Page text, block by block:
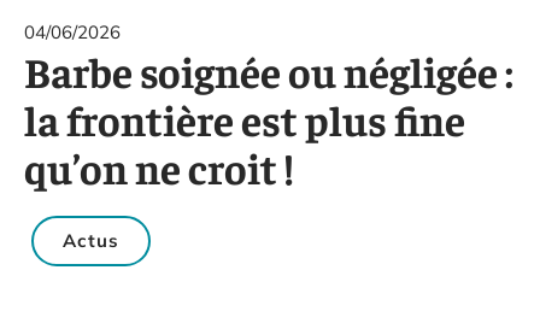
04/06/2026
Barbe soignée ou négligée :
la frontière est plus fine
qu’on ne croit !
Actus